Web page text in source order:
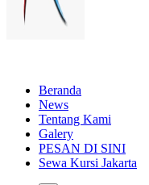
Beranda
News
Tentang Kami
Galery
PESAN DI SINI
Sewa Kursi Jakarta